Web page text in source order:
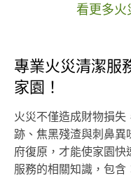
看更多火
專業火災清潔服
家園！
火災不僅造成財物損失
跡、焦黑殘渣與刺鼻異
府復原，才能使家園快
服務的相關知識，包含